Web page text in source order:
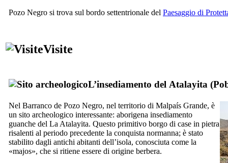
Pozo Negro si trova sul bordo settentrionale del Paesaggio di
Visite
L’insediamento del Atalayita (
Nel Barranco de Pozo Negro, nel territorio di Malpaís Grande, è
un sito archeologico interessante: aborigena insediamento
guanche del La Atalayita. Questo primitivo borgo di case in pietra
risalenti al periodo precedente la conquista normanna; è stato
stabilito dagli antichi abitanti dell’isola, conosciuta come la
«majos», che si ritiene essere di origine berbera.